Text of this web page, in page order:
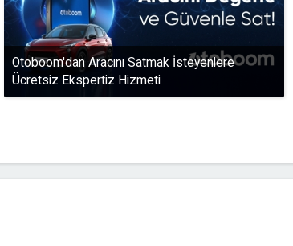
Otoboom'dan Aracını Satmak İsteyenlere
Ücretsiz Ekspertiz Hizmeti